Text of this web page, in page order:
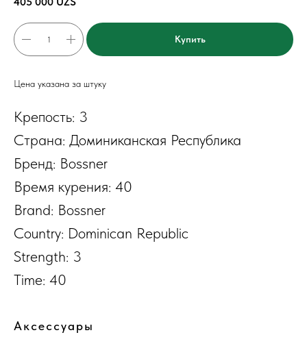
Купить
Цена указана за штуку
Крепость: 3
Страна: Доминиканская Республика
Бренд: Bossner
Время курения: 40
Brand: Bossner
Country: Dominican Republic
Strength: 3
Time: 40
Аксессуары